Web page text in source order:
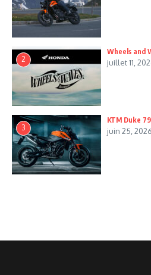
2
Wheels and
juillet 11,
3
KTM Duke
juin 25, 2026